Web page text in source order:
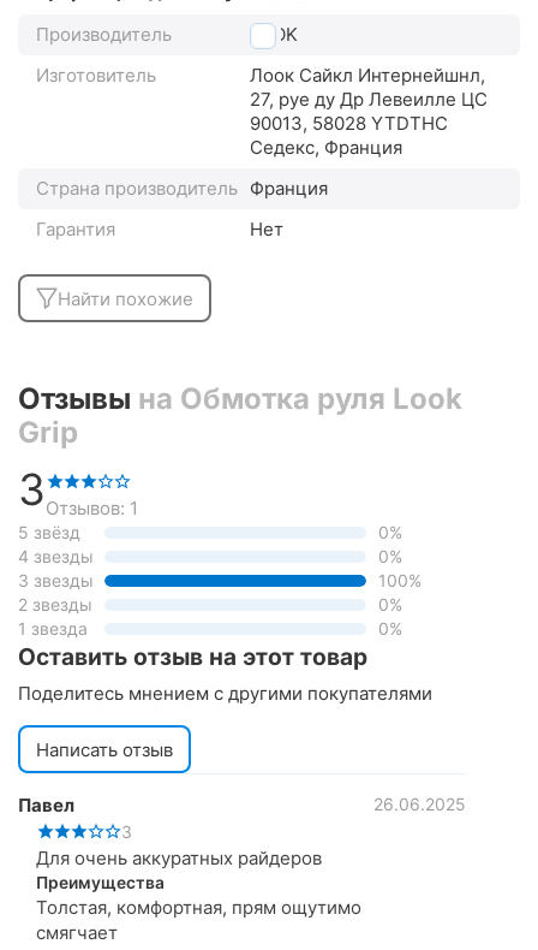
Производитель
LOOK
Изготовитель
Лоок Сайкл Интернейшнл,
27, руе ду Др Левеилле ЦС
90013, 58028 YTDTHC
Седекс, Франция
Страна производитель Франция
Гарантия
Нет
Найти похожие
Отзывы на Обмотка руля Look
Grip
3Отзывов: 1
5 звёзд
0%
4 звезды
0%
3 звезды
100%
2 звезды
0%
1 звезда
0%
Оставить отзыв на этот товар
Поделитесь мнением с другими покупателями
Написать отзыв
Павел
26.06.2025
3
Для очень аккуратных райдеров
Преимущества
Толстая, комфортная, прям ощутимо
смягчает